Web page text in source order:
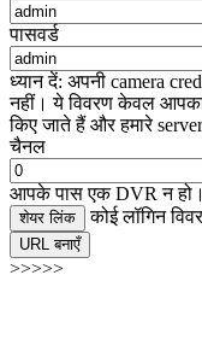
पासवर्ड
ध्यान दें: अपनी camera
नहीं। ये विवरण केवल
किए जाते हैं और हमारे
चैनल
आपके पास एक DVR न हो।
शेयर लिंक कोई लॉगिन
URL बनाएँ
>>>>>